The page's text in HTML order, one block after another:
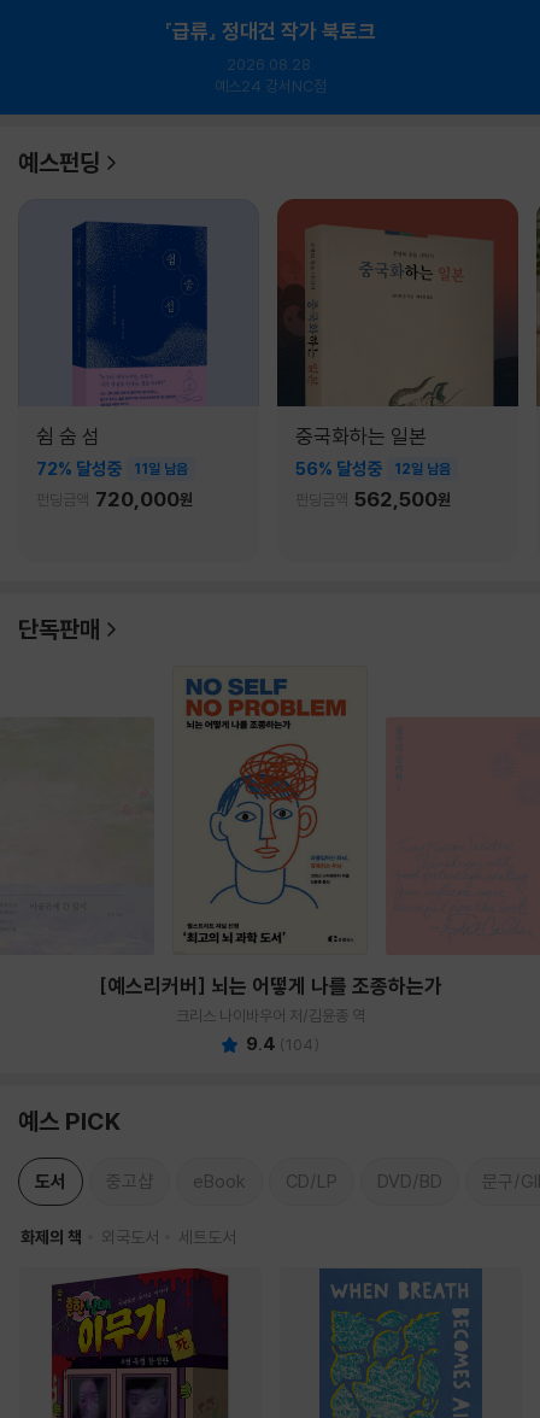
『급류』 정대건 작가 북토크
2026.08.28.
예스24 강서NC점
예스펀딩
쉼 숨 섬
72% 달성중 11일 남음
펀딩금액 720,000원
중국화하는 일본
56% 달성중 12일 남음
펀딩금액 562,500원
단독판매
[예스리커버] 뇌는 어떻게 나를 조종하는가
크리스 나이바우어 저/김윤종 역
9.4 (104)
예스 PICK
도서 중고샵 eBook CD/LP DVD/BD 문구/
화제의 책 외국도서 세트도서